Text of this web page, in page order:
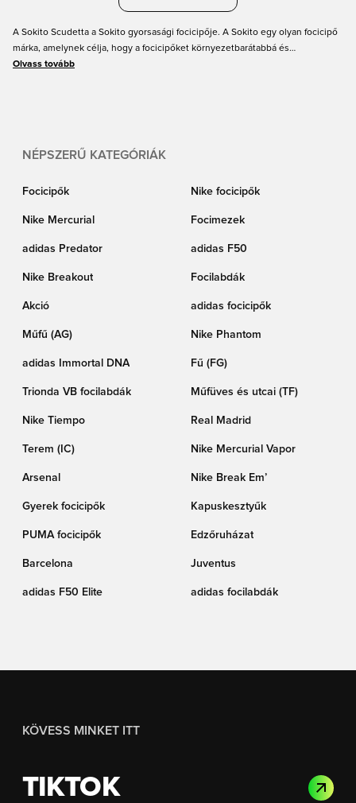
A Sokito Scudetta a Sokito gyorsasági focicipője. A Sokito egy olyan focicipő
márka, amelynek célja, hogy a focicipőket környezetbarátabbá és
fenntarthatóbbá tegye – ezen az oldalon pedig az ő gyorsasági modelljüket
Olvass tovább
NÉPSZERŰ KATEGÓRIÁK
Focicipők Nike focicipők
Nike Mercurial Focimezek
adidas Predator adidas F50
Nike Breakout Focilabdák
Akció adidas focicipők
Műfű (AG) Nike Phantom
adidas Immortal DNA Fű (FG)
Trionda VB focilabdák Műfüves és utcai (TF)
Nike Tiempo Real Madrid
Terem (IC) Nike Mercurial Vapor
Arsenal Nike Break Em’
Gyerek focicipők Kapuskesztyűk
PUMA focicipők Edzőruházat
Barcelona Juventus
adidas F50 Elite adidas focilabdák
KÖVESS MINKET ITT
TIKTOK